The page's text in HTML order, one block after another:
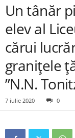
Un tânăr
elev al
cărui
granițele
”N.N.
7 iulie 2020 0